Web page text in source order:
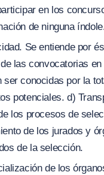
en los
de ninguna
Se entiende por
las convocatorias
ser conocidas por la
potenciales. d)
los procesos de
de los jurados y
de la selección.
de los